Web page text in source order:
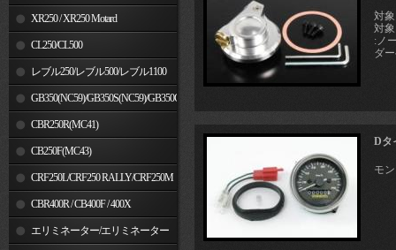
XR250 / XR250 Motard
CL250/CL500
レブル250/レブル500/レブル1100
GB350(NC59)/GB350S(NC59)/GB350C(NC64)
CBR250R(MC41)
CB250F(MC43)
CRF250L/CRF250 RALLY/CRF250M
CBR400R / CB400F / 400X
エリミネーター/エリミネーター
対
対
:ノ
ダ
Dタ
モ